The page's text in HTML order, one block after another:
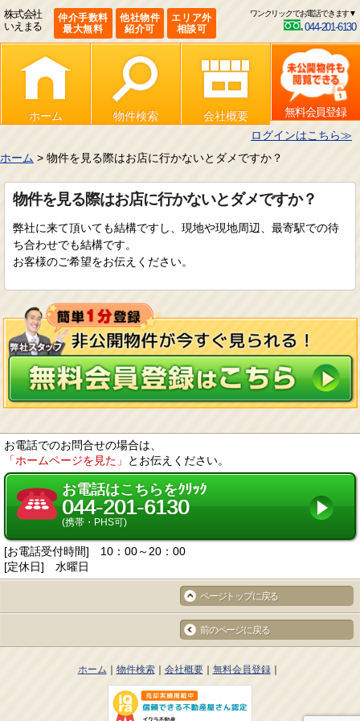
株式会社
いえまる
仲介手数料
最大無料
他社物件
紹介可
エリア外
相談可
ワンクリックでお電話できます▼
044-201-6130
ホーム 物件検索 会社概要
無料会員登録
ログインはこちら≫
ホーム > 物件を見る際はお店に行かないとダメですか？
物件を見る際はお店に行かないとダメですか？
弊社に来て頂いても結構ですし、現地や現地周辺、最寄駅での待
ち合わせでも結構です。
お客様のご希望をお伝えください。
お電話でのお問合せの場合は、
「ホームページを見た」
とお伝えください。
お電話はこちらをｸﾘｯｸ
044-201-6130
(携帯・PHS可)
[お電話受付時間] 10：00～20：00
[定休日] 水曜日
ページトップに戻る
前のページに戻る
ホーム 物件検索 会社概要 無料会員登録